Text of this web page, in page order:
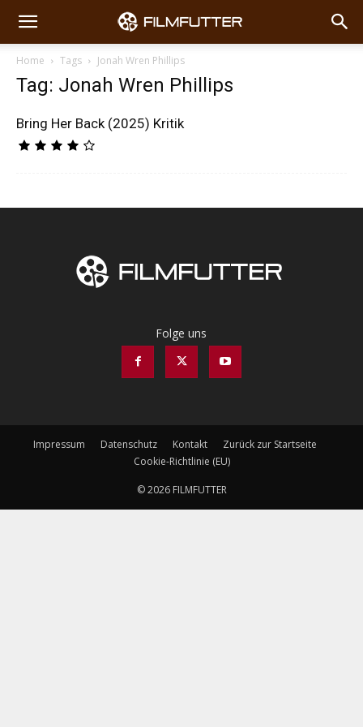
Home Tags Jonah Wren Phillips
Tag: Jonah Wren Phillips
Bring Her Back (2025) Kritik
Folge uns
Impressum Datenschutz Kontakt
Zurück zur Startseite
Cookie-Richtlinie (EU)
© 2026 FILMFUTTER